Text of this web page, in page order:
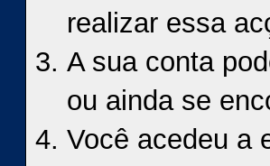
realizar essa
A sua conta
ou ainda se
Você acedeu a